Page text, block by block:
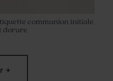
communion initiale
dorure
+